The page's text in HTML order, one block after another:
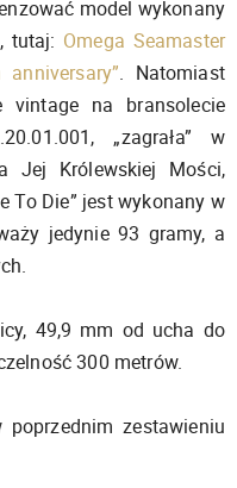
model wykonany
tutaj: Omega Seamaster
. Natomiast
vintage na bransolecie
„zagrała” w
Jej Królewskiej Mości,
To Die” jest wykonany w
jedynie 93 gramy, a
49,9 mm od ucha do
300 metrów.
zestawieniu